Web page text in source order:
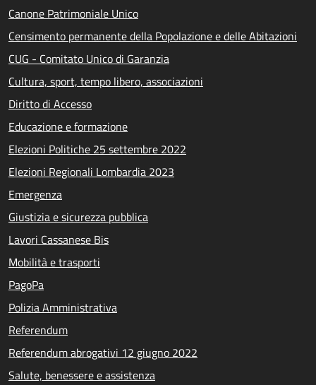
Canone Patrimoniale Unico
Censimento permanente della Popolazione e delle Abitazioni
CUG - Comitato Unico di Garanzia
Cultura, sport, tempo libero, associazioni
Diritto di Accesso
Educazione e formazione
Elezioni Politiche 25 settembre 2022
Elezioni Regionali Lombardia 2023
Emergenza
Giustizia e sicurezza pubblica
Lavori Cassanese Bis
Mobilità e trasporti
PagoPa
Polizia Amministrativa
Referendum
Referendum abrogativi 12 giugno 2022
Salute, benessere e assistenza